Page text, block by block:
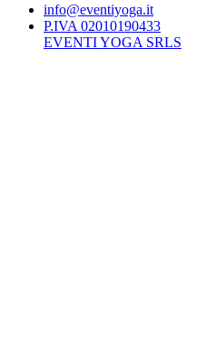
info@eventiyoga.it
P.IVA 02010190433
EVENTI YOGA SRLS